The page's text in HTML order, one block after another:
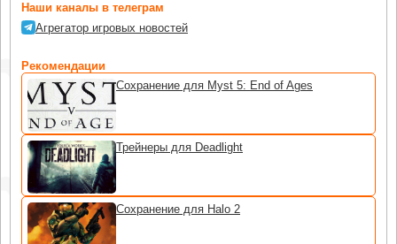
Наши каналы в телеграм
Агрегатор игровых новостей
Рекомендации
Сохранение для Myst 5: End of Ages
Трейнеры для Deadlight
Сохранение для Halo 2